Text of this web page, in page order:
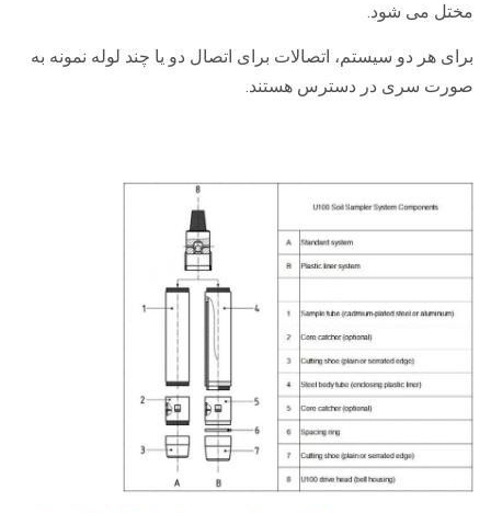
مختل می شود.
برای هر دو سیستم، اتصالات برای اتصال دو یا چند لوله نمونه به
صورت سری در دسترس هستند.